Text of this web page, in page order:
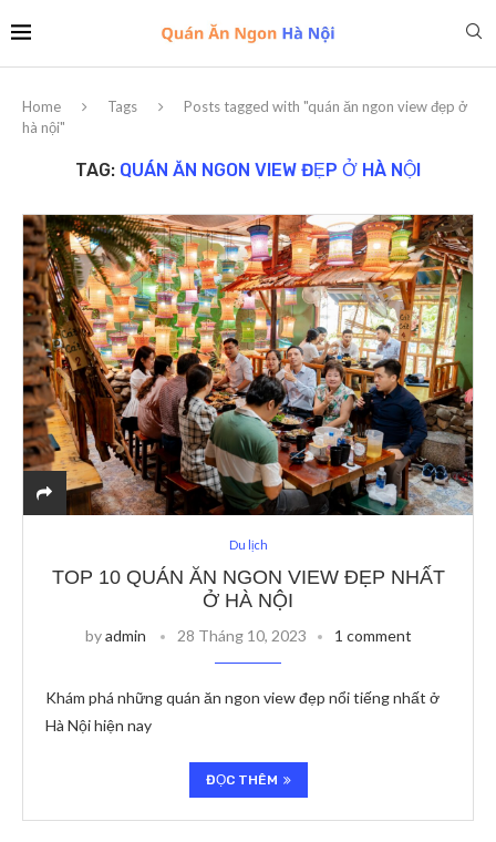
Home Tags
Posts tagged with "quán ăn ngon view đẹp ở
hà nội"
TAG: QUÁN ĂN NGON VIEW ĐẸP Ở HÀ NỘI
Du lịch
TOP 10 QUÁN ĂN NGON VIEW ĐẸP NHẤT
Ở HÀ NỘI
byadmin 28 Tháng 10, 2023 1 comment
Khám phá những quán ăn ngon view đẹp nổi tiếng nhất ở
Hà Nội hiện nay
ĐỌC THÊM